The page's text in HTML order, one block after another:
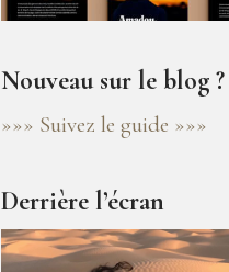
Nouveau sur le blog ?
»»» Suivez le guide »»»
Derrière l’écran